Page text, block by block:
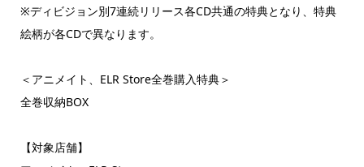
※ディビジョン別7連続リリース各CD共通の特典となり、特典
絵柄が各CDで異なります。
＜アニメイト、ELR Store全巻購入特典＞
全巻収納BOX
【対象店舗】